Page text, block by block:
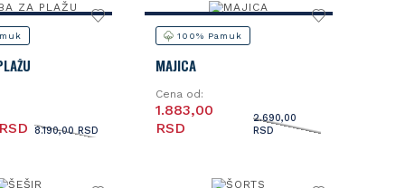
8.190,00 RSD
100% Pamuk
MAJICA
Cena od:
2.690,00
RSD
1.883,00
RSD